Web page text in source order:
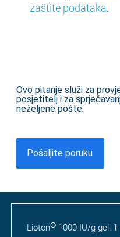
zaštite podataka.
Ovo pitanje služi za
posjetitelj i za
neželjene pošte.
Lioton® 1000 IU/g gel: